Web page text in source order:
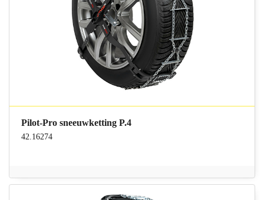
Pilot-Pro sneeuwketting P.4
42.16274